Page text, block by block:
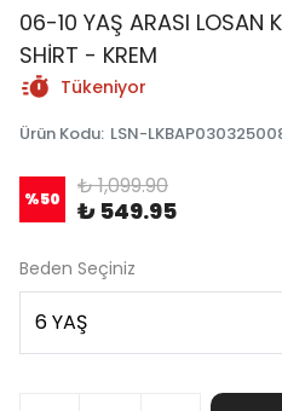
06-10 YAŞ ARASI LOSAN
SHİRT - KREM
Tükeniyor
Ürün Kodu: LSN-
%50 ₺ 1,099.90
₺ 549.95
Beden Seçiniz